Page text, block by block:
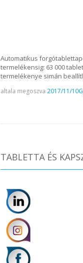
Automatikus
termelékensig: 63 000
termelékenye simán
altala megoszva 2017/11/10
TABLETTA ÉS